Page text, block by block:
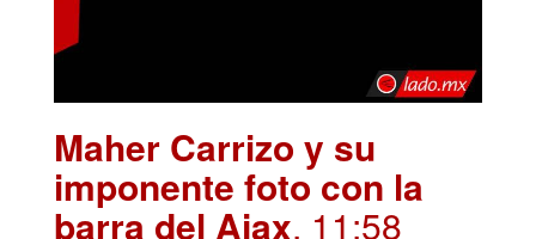
Maher Carrizo y su
imponente foto con la
barra del Ajax. 11:58